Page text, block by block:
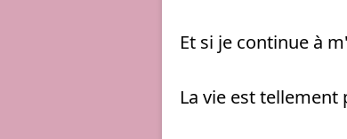
Et si je continue à
La vie est tellement